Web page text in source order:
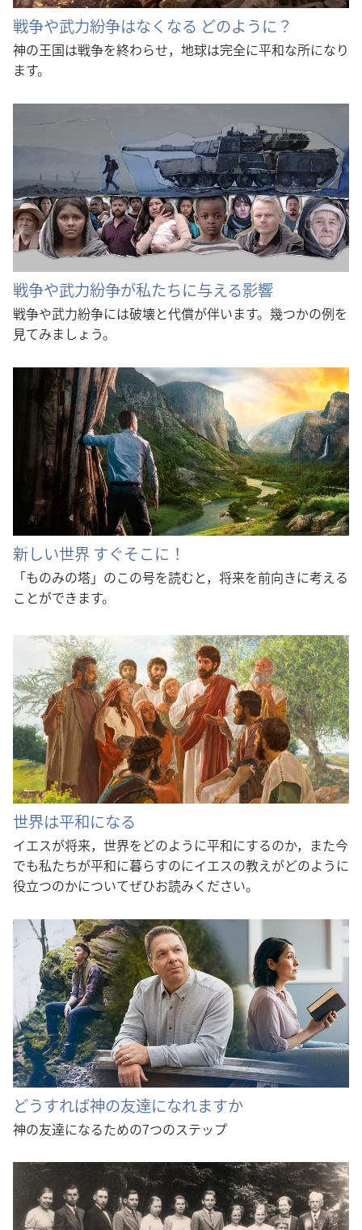
戦争や武力紛争はなくなる どのように？
神の王国は戦争を終わらせ，地球は完全に平和な所になり
ます。
戦争や武力紛争が私たちに与える影響
戦争や武力紛争には破壊と代償が伴います。幾つかの例を
見てみましょう。
新しい世界 すぐそこに！
「ものみの塔」のこの号を読むと，将来を前向きに考える
ことができます。
世界は平和になる
イエスが将来，世界をどのように平和にするのか，また今
でも私たちが平和に暮らすのにイエスの教えがどのように
役立つのかについてぜひお読みください。
どうすれば神の友達になれますか
神の友達になるための7つのステップ